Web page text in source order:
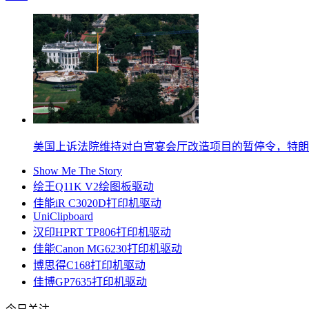
美国上诉法院维持对白宫宴会厅改造项目的暂停令，特
Show Me The Story
绘王Q11K V2绘图板驱动
佳能iR C3020D打印机驱动
UniClipboard
汉印HPRT TP806打印机驱动
佳能Canon MG6230打印机驱动
博思得C168打印机驱动
佳博GP7635打印机驱动